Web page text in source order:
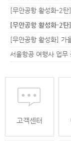
[무안공항 활성화-2
[무안공항 활성화-2
서울항공 여행사 업무
고객센터